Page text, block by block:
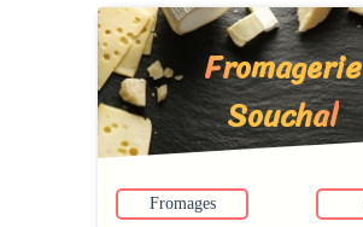
Fromagerie
Souchal
Fromages